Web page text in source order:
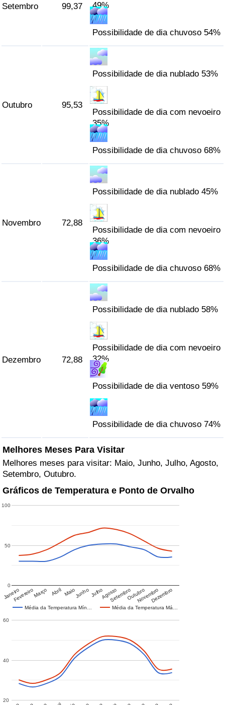
Setembro 99,37
49%
Possibilidade de dia chuvoso 54%
Outubro 95,53
Possibilidade de dia nublado 53%
Possibilidade de dia com nevoeiro
35%
Possibilidade de dia chuvoso 68%
Novembro 72,88
Possibilidade de dia nublado 45%
Possibilidade de dia com nevoeiro
36%
Possibilidade de dia chuvoso 68%
Dezembro 72,88
Possibilidade de dia nublado 58%
Possibilidade de dia com nevoeiro
32%
Possibilidade de dia ventoso 59%
Possibilidade de dia chuvoso 74%
Melhores Meses Para Visitar
Melhores meses para visitar: Maio, Junho, Julho, Agosto,
Setembro, Outubro.
Gráficos de Temperatura e Ponto de Orvalho
Média da Temperatura Mín… Média da Temperatura Má…
JaneiroFevereiroMarço Abril MaioJunho JulhoAgostoSetembroOutubroNovembroDezembro
0
50
100
20
40
60